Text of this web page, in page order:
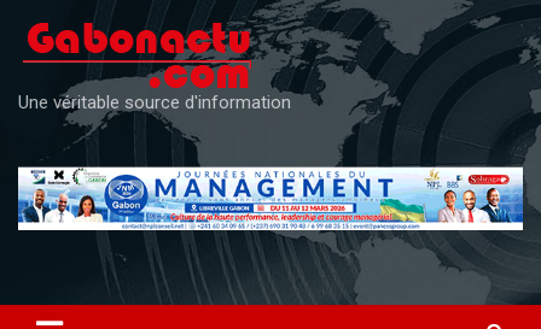
content
Une véritable source d'information